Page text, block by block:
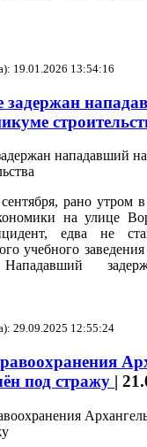
19.01.2026 13:54:16
задержан
рано утром
на улице
едва не
учебного
Нападавший
29.09.2025 12:55:24
под стражу |